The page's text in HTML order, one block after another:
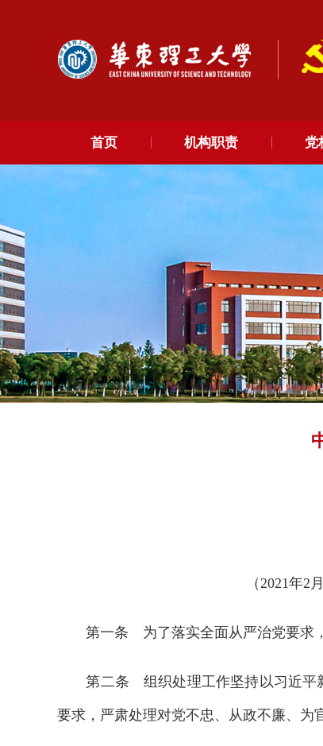
首页 机构职责 党
（2021年2
第一条 为了落实全面从严治党要求，
第二条 组织处理工作坚持以习近平新
要求，严肃处理对党不忠、从政不廉、为